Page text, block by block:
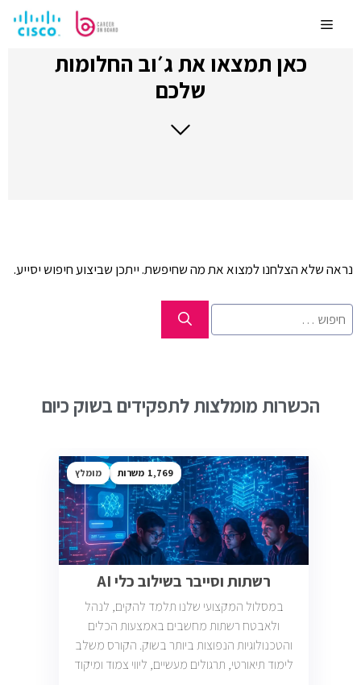
לתוכןMenu
כאן תמצאו את ג׳וב החלומות
שלכם
נראה שלא הצלחנו למצוא את מה שחיפשת. ייתכן שביצוע חיפוש יסייע.
חיפוש:
הכשרות מומלצות לתפקידים בשוק כיום
1,769 מומלץ
רשתות וסייבר בשילוב כלי AI
במסלול המקצועי שלנו תלמד להקים, לנהל
ולאבטח רשתות מחשבים באמצעות הכלים
והטכנולוגיות הנפוצות ביותר בשוק. הקורס משלב
לימוד תיאורטי, תרגולים מעשיים, ליווי צמוד ומיקוד